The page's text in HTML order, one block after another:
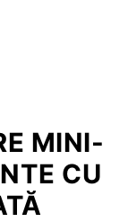
MINI-
CU